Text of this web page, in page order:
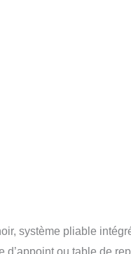
système pliable